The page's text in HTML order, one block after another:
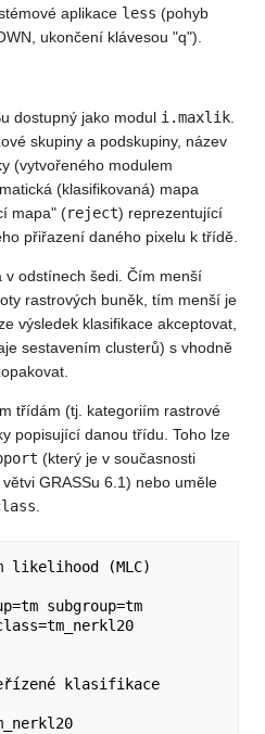
aplikace less (pohyb
ukončení klávesou "q").
dostupný jako modul i.maxlik
skupiny a podskupiny, název
(vytvořeného modulem
(klasifikovaná) mapa
mapa" (reject) reprezentující
přiřazení daného pixelu k třídě.
odstínech šedi. Čím menší
rastrových buněk, tím menší je
výsledek klasifikace akceptovat,
sestavením clusterů) s vhodně
třídám (tj. kategoriím rastrové
popisující danou třídu. Toho lze
(který je v současnosti
GRASSu 6.1) nebo uměle
likelihood (MLC)
subgroup=tm
klasifikace